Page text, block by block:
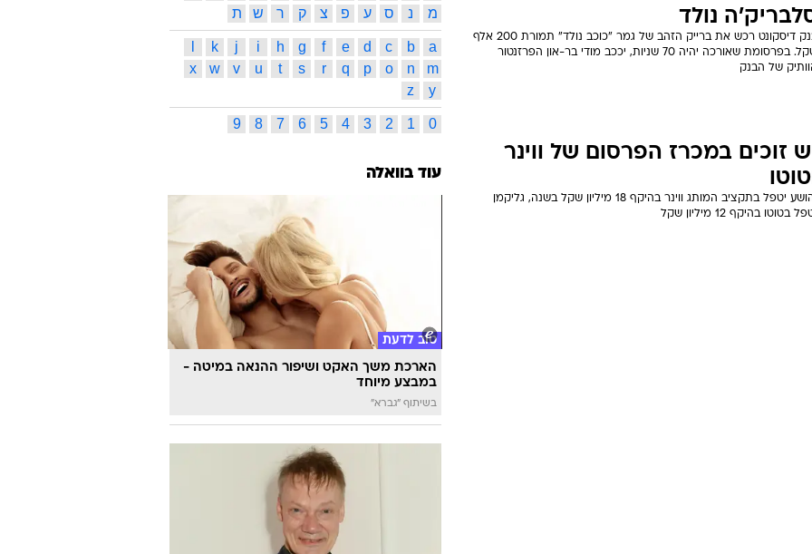
נולד
בנק דיסקונט רכש את ברייק הזהב של גמר "כוכב נולד" תמורת 200 אלף
שקל. בפרסומת שאורכה יהיה 70 שניות, יככב מודי בר-און הפרזנטור
של הבנק
זוכים במכרז הפרסום של ווינר
יהושע יטפל בתקציב המותג ווינר בהיקף 18 מיליון שקל בשנה, גליקמן
בטוטו בהיקף 12 מיליון שקל
מ
נ ס ע פ צ ק ר ש ת
a
b
c
d
e
f
g
h
i
j
k
m
n
o
p
q
r
s
t
u
v
w
x
y
z
0
1
2
3
4
5
6
7
8
9
עוד בוואלה
טוב לדעת
הארכת משך האקט ושיפור ההנאה במיטה -
במבצע מיוחד
בשיתוף "גברא"